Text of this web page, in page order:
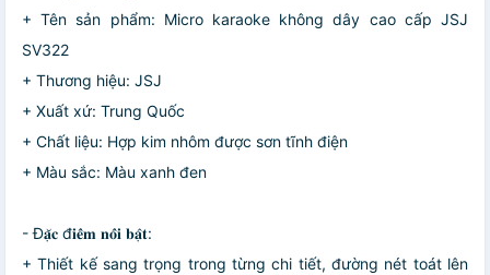
+ Tên sản phẩm: Micro karaoke không dây cao cấp JSJ
SV322
+ Thương hiệu: JSJ
+ Xuất xứ: Trung Quốc
+ Chất liệu: Hợp kim nhôm được sơn tĩnh điện
+ Màu sắc: Màu xanh đen
- Đ𝐚̣̆𝐜 đ𝐢𝐞̂̉𝐦 𝐧𝐨̂̉𝐢 𝐛𝐚̣̂𝐭:
+ Thiết kế sang trọng trong từng chi tiết, đường nét toát lên